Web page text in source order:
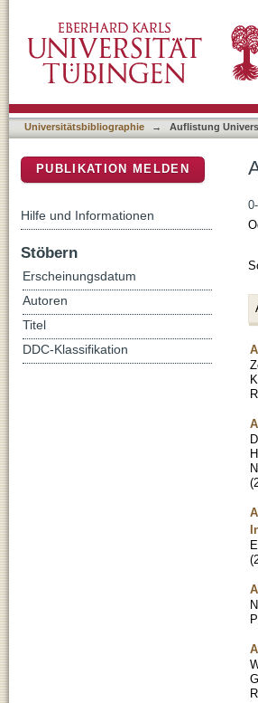
Universitätsbibliographie → Auflistung
(
(
PUBLIKATION MELDEN
Hilfe und Informationen
Stöbern
Erscheinungsdatum
Autoren
Titel
DDC-Klassifikation